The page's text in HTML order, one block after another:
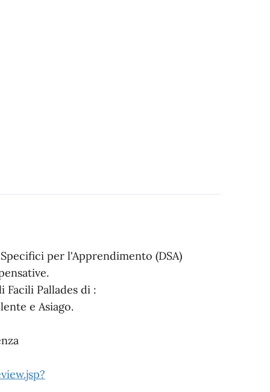
per l'Apprendimento (DSA)
Pallades di :
e Asiago.